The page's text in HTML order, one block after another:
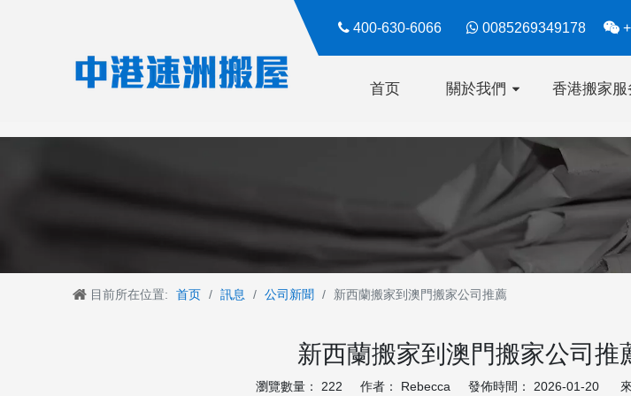
 400-630-6066  0085269349178 
首页 關於我們 香港搬家服
目前所在位置: 首页 / 訊息 / 公司新聞 / 新西蘭搬家到澳門搬家公司推薦
新西蘭搬家到澳門搬家公司推
瀏覽數量： 222 作者： Rebecca 發佈時間： 2026-01-20 來